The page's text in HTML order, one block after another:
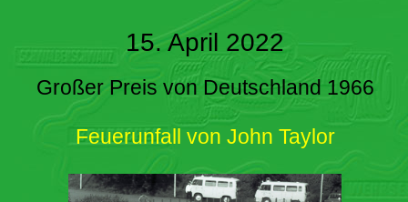
15. April 2022
Großer Preis von Deutschland 1966
Feuerunfall von John Taylor